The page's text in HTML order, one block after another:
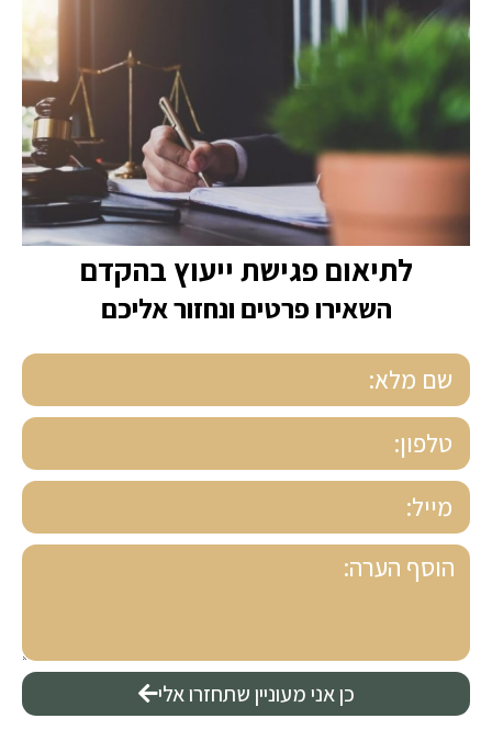
לתיאום פגישת ייעוץ בהקדם
השאירו פרטים ונחזור אליכם
כן אני מעוניין שתחזרו אלי